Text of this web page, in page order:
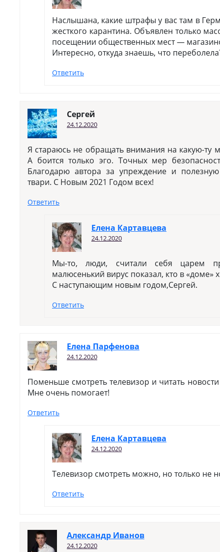
Наслышана, какие штрафы у вас там в
жесткого карантина. Объявлен только
посещении общественных мест —
Интересно, откуда знаешь, что
Ответить
Сергей
24.12.2020
Я стараюсь не обращать внимания на какую-ту
А боится только эго. Точных мер
Благодарю автора за упреждение и
твари. С Новым 2021 Годом всех!
Ответить
Елена Картавцева
24.12.2020
Мы-то, люди, считали себя царем
малюсенький вирус показал, кто в «доме»
С наступающим новым годом,Сергей.
Ответить
Елена Парфенова
24.12.2020
Поменьше смотреть телевизор и читать
Мне очень помогает!
Ответить
Елена Картавцева
24.12.2020
Телевизор смотреть можно, но только не
Ответить
Александр Иванов
24.12.2020